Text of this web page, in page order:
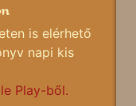
is elérhető
napi kis
Play-ből.